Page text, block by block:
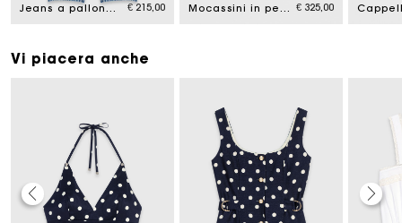
Jeans a palloncino € 215,00 Mocassini in pelle € 325,00
Vi piacera anche
La carta regalo Maje: il modo migliore per fare il regalo